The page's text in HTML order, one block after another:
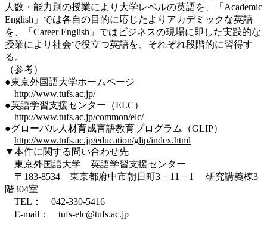
人数・能力別の授業により大学レベルの英語を、「Academic
English」では各自の目的に応じたよりアカデミックな英語
を、「Career English」ではビジネスの現場に即した実践的な
授業により社会で役立つ英語を、それぞれ段階的に習得す
る。
（参考）
●東京外国語大学ホームページ
http://www.tufs.ac.jp/
●英語学習支援センター（ELC）
http://www.tufs.ac.jp/common/elc/
●グローバル人材育成言語教育プログラム（GLIP）
http://www.tufs.ac.jp/education/glip/index.html
▼本件に関する問い合わせ先
東京外国語大学 英語学習支援センター
〒183-8534 東京都府中市朝日町3－11－1 研究講義棟3
階304室
TEL： 042-330-5416
E-mail： tufs-elc@tufs.ac.jp